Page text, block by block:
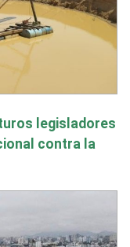
legisladores
contra la